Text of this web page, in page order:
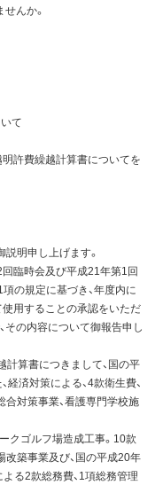
んか。
て
明許費繰越計算書についてを
明申し上げます。
回臨時会及び平成21年第1回
の規定に基づき、年度内に
用することの承認をいただ
その内容について御報告申し
算書につきまして、国の平
済対策による、4款衛生費、
合対策事業、看護専門学校施
クゴルフ場造成工事。10款
改築事業及び、国の平成20年
る2款総務費、1項総務管理